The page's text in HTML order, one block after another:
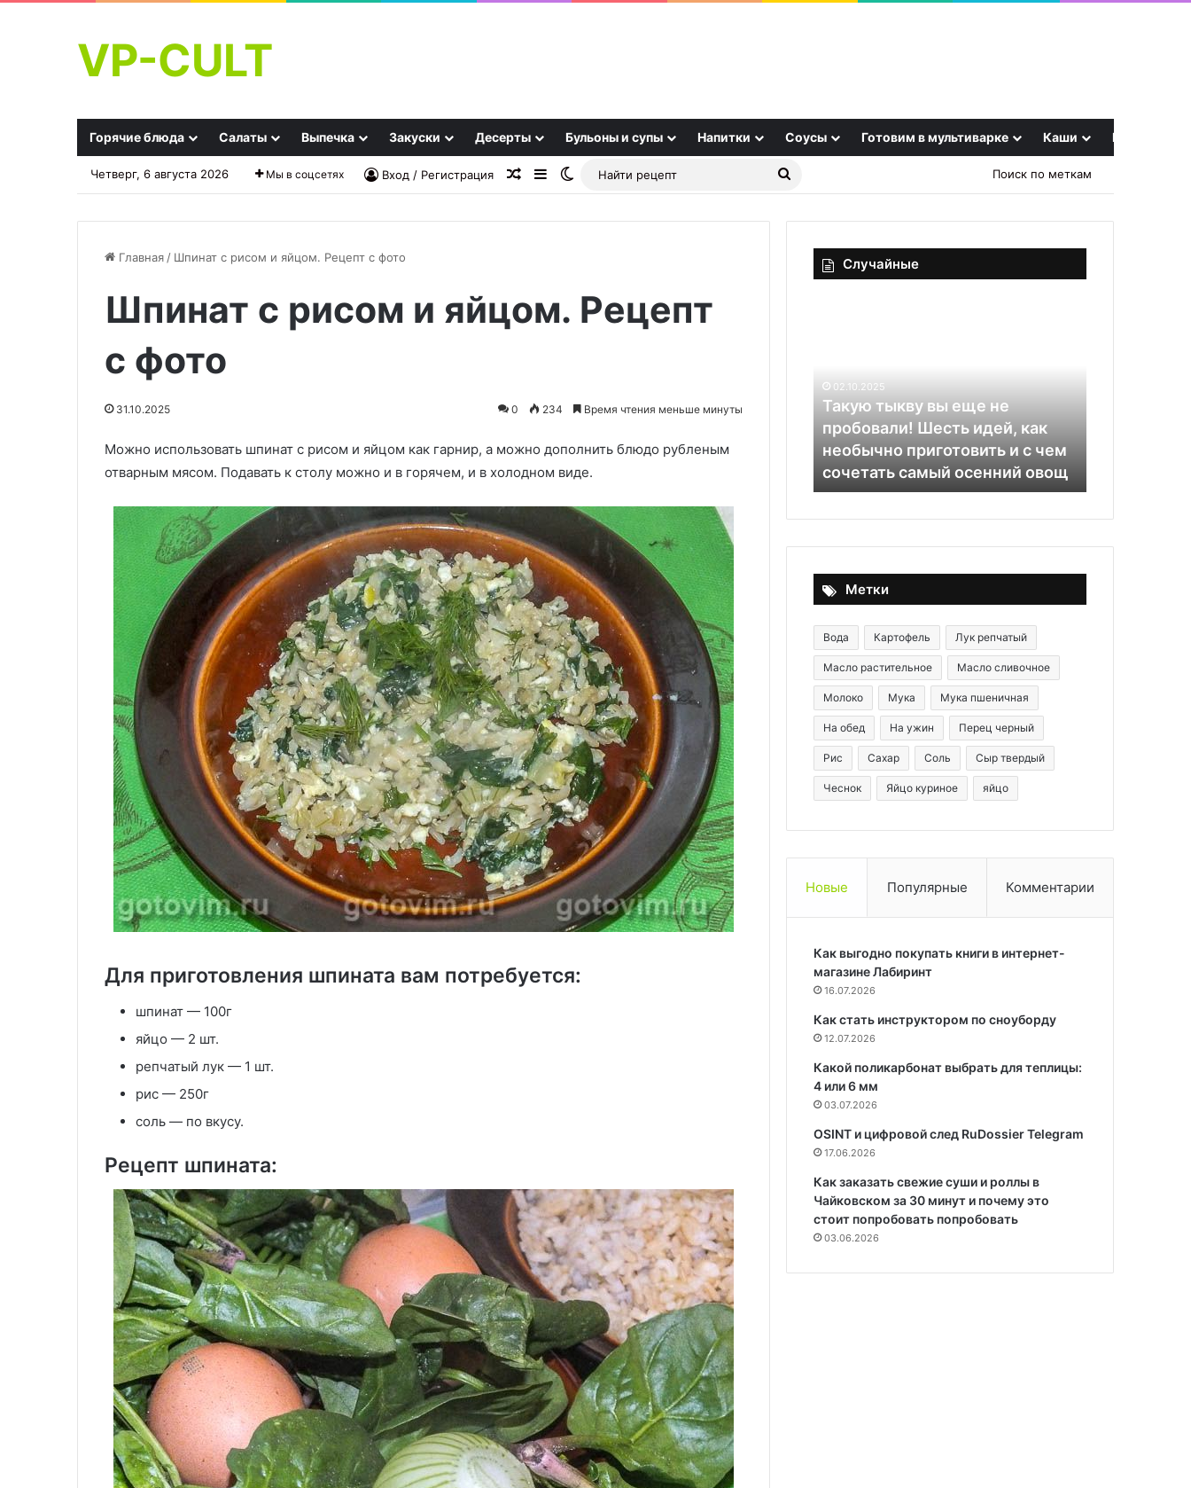
VP-CULT
Горячие блюда Салаты Выпечка Закуски Десерты Бульоны и супы Напитки Соусы Готовим в мультиварке Каши Еще
Четверг, 6 августа 2026 Мы в соцсетях Вход / Регистрация Случайная статья
SidebarSwitch skin
Найти
Поиск по меткам
Главная / Шпинат с рисом и яйцом. Рецепт с фото
Шпинат с рисом и яйцом. Рецепт
с фото
31.10.2025 0 234 Время чтения меньше минуты
Можно использовать шпинат с рисом и яйцом как гарнир, а можно дополнить блюдо рубленым
отварным мясом. Подавать к столу можно и в горячем, и в холодном виде.
Для приготовления шпината вам потребуется:
шпинат — 100г
яйцо — 2 шт.
репчатый лук — 1 шт.
рис — 250г
соль — по вкусу.
Рецепт шпината:
Случайные
Бульон на все случаи жизни
Сытное
блюдо
24.06.2024
Сытное блюдо в горшочках
Капустные
трубочки
Любимое
моей
семьи
10.12.2025
невероятно сочной начинкой.
Любимое блюдо моей семьи
пробовали!
идей,
как
необычно
приготовить
чем
самый
осенний
02.10.2025
Такую тыкву вы еще не
пробовали! Шесть идей, как
необычно приготовить и с чем
сочетать самый осенний овощ
Метки
Вода Картофель Лук репчатый
Масло растительное Масло сливочное
Молоко Мука Мука пшеничная
На обед На ужин Перец черный
Рис Сахар Соль Сыр твердый
Чеснок Яйцо куриное яйцо
Новые Популярные Комментарии
Как выгодно покупать книги в интернет-
магазине Лабиринт
16.07.2026
Как стать инструктором по сноуборду
12.07.2026
Какой поликарбонат выбрать для теплицы:
4 или 6 мм
03.07.2026
OSINT и цифровой след RuDossier Telegram
17.06.2026
Как заказать свежие суши и роллы в
Чайковском за 30 минут и почему это
стоит попробовать попробовать
03.06.2026